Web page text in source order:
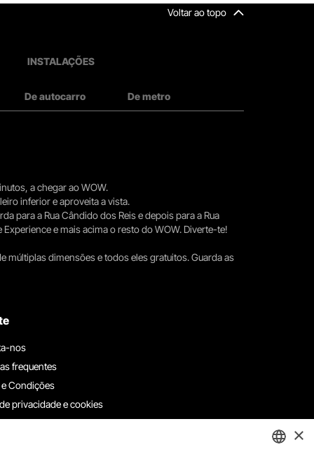
Voltar ao topo
INSTALAÇÕES
De autocarro De metro
a chegar ao WOW.
inferior e aproveita a vista.
para a Rua Cândido dos Reis e depois para a Rua
e mais acima o resto do WOW. Diverte-te!
múltiplas dimensões e todos eles gratuitos. Guarda as
nos
frequentes
Condições
privacidade e cookies
connosco
×